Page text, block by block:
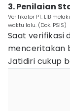
3. Penilaian
Verifikator PT. LIB
waktu lalu. (Dok. PSIS)
Saat verifikasi
menceritakan
Jatidiri cukup